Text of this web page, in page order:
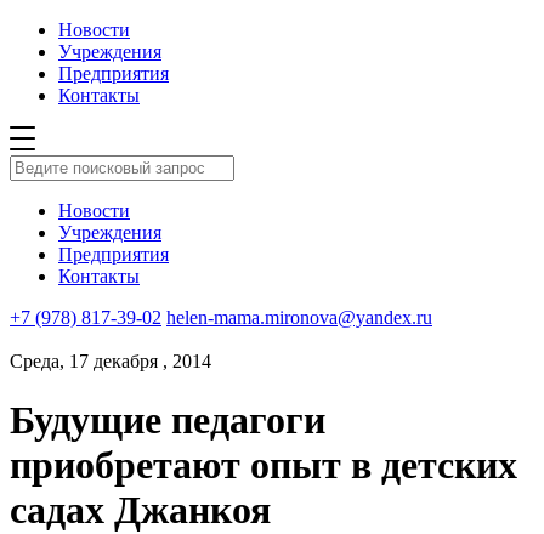
Новости
Учреждения
Предприятия
Контакты
Новости
Учреждения
Предприятия
Контакты
+7 (978) 817-39-02 helen-mama.mironova@yandex.ru
Среда, 17 декабря , 2014
Будущие педагоги
приобретают опыт в детских
садах Джанкоя